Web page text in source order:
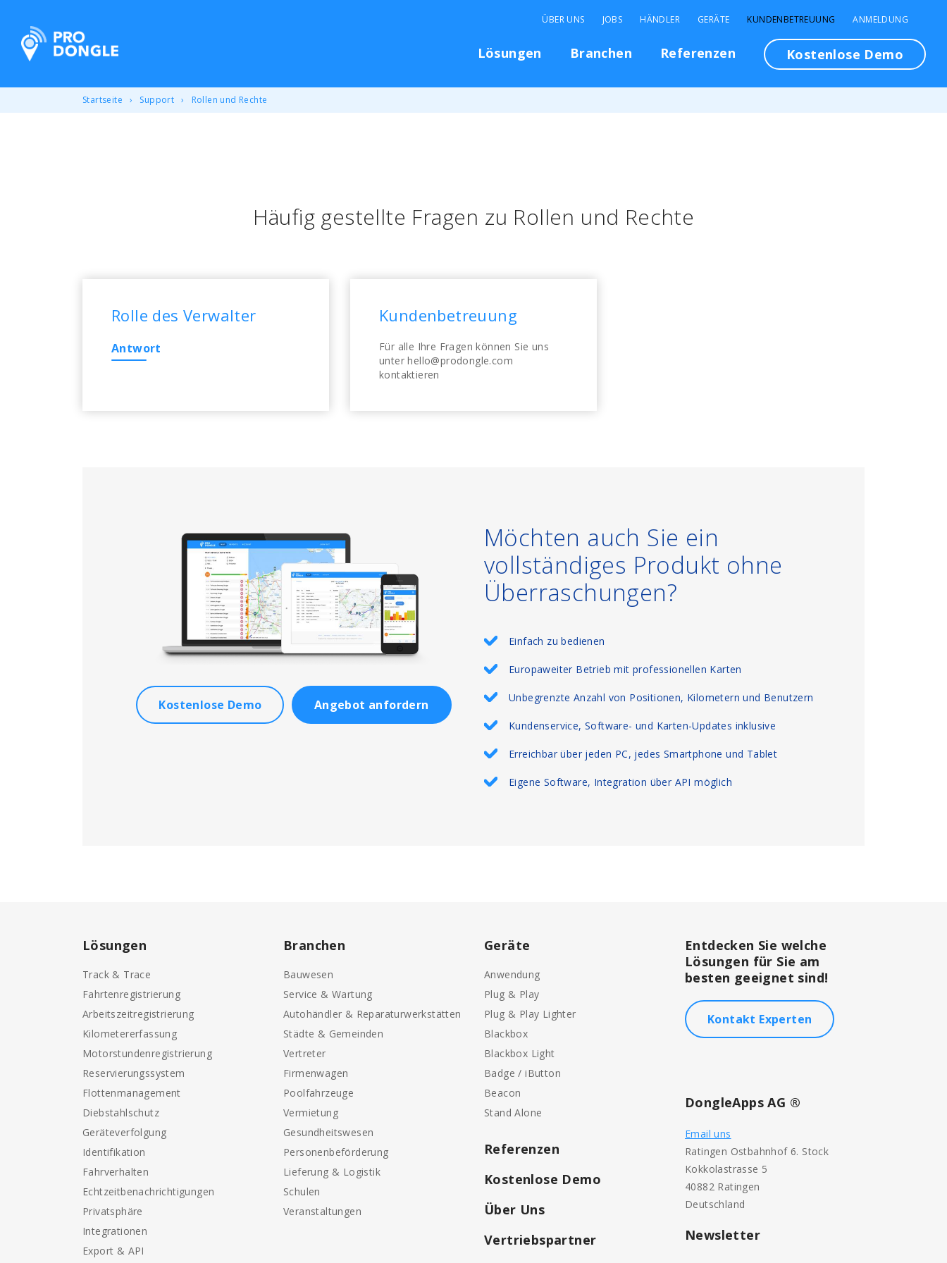
ProDongle Track & Trace
Lösungen Branchen Referenzen Kostenlose Demo
ÜBER UNS JOBS HÄNDLER GERÄTE KUNDENBETREUUNG ANMELDUNG
Startseite Support Rollen und Rechte
Häufig gestellte Fragen zu Rollen und Rechte
Rolle des Verwalter
Antwort
Kundenbetreuung
Für alle Ihre Fragen können Sie uns
unter hello@prodongle.com
kontaktieren
Kostenlose Demo Angebot anfordern
Möchten auch Sie ein
vollständiges Produkt ohne
Überraschungen?
Einfach zu bedienen
Europaweiter Betrieb mit professionellen Karten
Unbegrenzte Anzahl von Positionen, Kilometern und Benutzern
Kundenservice, Software- und Karten-Updates inklusive
Erreichbar über jeden PC, jedes Smartphone und Tablet
Eigene Software, Integration über API möglich
Lösungen
Track & Trace
Fahrtenregistrierung
Arbeitszeitregistrierung
Kilometererfassung
Motorstundenregistrierung
Reservierungssystem
Flottenmanagement
Diebstahlschutz
Geräteverfolgung
Identifikation
Fahrverhalten
Echtzeitbenachrichtigungen
Privatsphäre
Integrationen
Export & API
Branchen
Bauwesen
Service & Wartung
Autohändler & Reparaturwerkstätten
Städte & Gemeinden
Vertreter
Firmenwagen
Poolfahrzeuge
Vermietung
Gesundheitswesen
Personenbeförderung
Lieferung & Logistik
Schulen
Veranstaltungen
Geräte
Anwendung
Plug & Play
Plug & Play Lighter
Blackbox
Blackbox Light
Badge / iButton
Beacon
Stand Alone
Referenzen
Kostenlose Demo
Über Uns
Vertriebspartner
Entdecken Sie welche
Lösungen für Sie am
besten geeignet sind!
Kontakt Experten
DongleApps AG ®
Email uns
Ratingen Ostbahnhof 6. Stock
Kokkolastrasse 5
40882 Ratingen
Deutschland
Newsletter